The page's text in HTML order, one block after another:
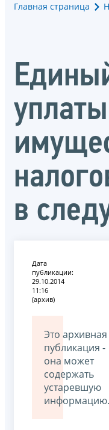
Главная страница
уплаты
в
Дата
публикации:
29.10.2014
11:16
(архив)
Это архивная
публикация -
она может
содержать
устаревшую
информацию.